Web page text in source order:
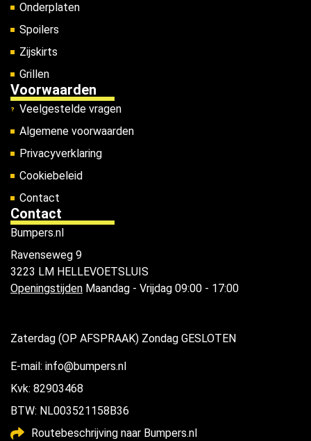
Onderplaten
Spoilers
Zijskirts
Grillen
Voorwaarden
Veelgestelde vragen
Algemene voorwaarden
Privacyverklaring
Cookiebeleid
Contact
Contact
Bumpers.nl
Ravenseweg 9
3223 LM HELLEVOETSLUIS
Openingstijden Maandag - Vrijdag 09:00 - 17:00
Zaterdag (OP AFSPRAAK) Zondag GESLOTEN
E-mail: info@bumpers.nl
Kvk: 82903468
BTW: NL003521158B36
Routebeschrijving naar Bumpers.nl